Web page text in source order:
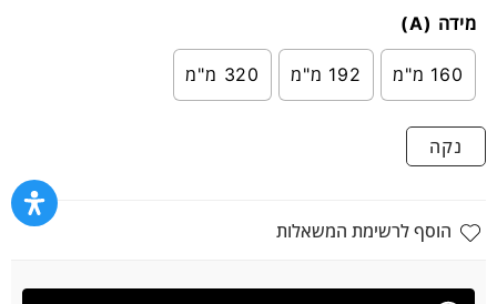
מידה (A)
160 מ"מ 192 מ"מ 320 מ"מ
נקה
הוסף לרשימת המשאלות